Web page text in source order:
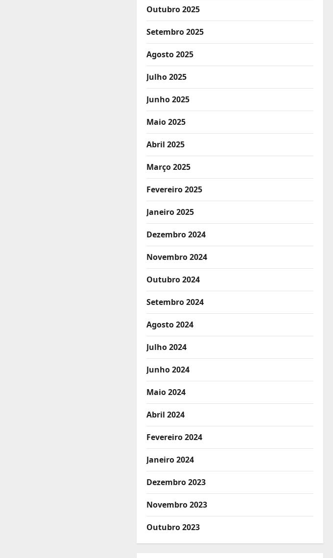
Outubro 2025
Setembro 2025
Agosto 2025
Julho 2025
Junho 2025
Maio 2025
Abril 2025
Março 2025
Fevereiro 2025
Janeiro 2025
Dezembro 2024
Novembro 2024
Outubro 2024
Setembro 2024
Agosto 2024
Julho 2024
Junho 2024
Maio 2024
Abril 2024
Fevereiro 2024
Janeiro 2024
Dezembro 2023
Novembro 2023
Outubro 2023